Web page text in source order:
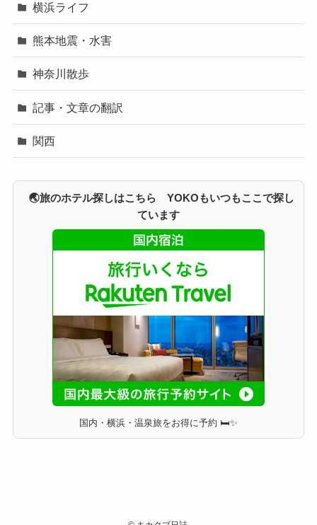
横浜ライフ
熊本地震・水害
神奈川散歩
記事・文章の翻訳
関西
🌏旅のホテル探しはこちら YOKOもいつもここで探し
ています
国内・横浜・温泉旅をお得に予約 🛏✨